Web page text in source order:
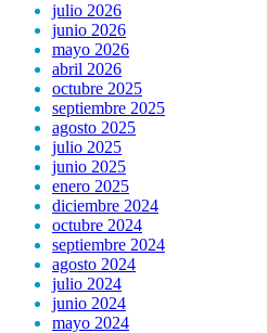
julio 2026
junio 2026
mayo 2026
abril 2026
octubre 2025
septiembre 2025
agosto 2025
julio 2025
junio 2025
enero 2025
diciembre 2024
octubre 2024
septiembre 2024
agosto 2024
julio 2024
junio 2024
mayo 2024